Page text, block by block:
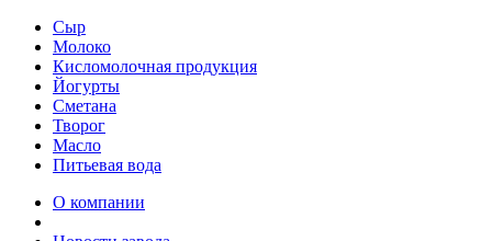
Сыр
Молоко
Кисломолочная продукция
Йогурты
Сметана
Творог
Масло
Питьевая вода
О компании